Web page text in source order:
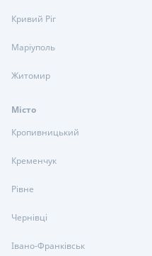
Кривий Ріг
Маріуполь
Житомир
Місто
Кропивницький
Кременчук
Рівне
Чернівці
Івано-Франківськ